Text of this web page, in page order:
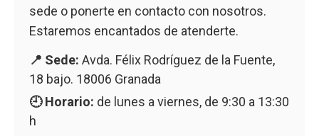
sede o ponerte en contacto con nosotros.
Estaremos encantados de atenderte.
📍 Sede: Avda. Félix Rodríguez de la Fuente,
18 bajo. 18006 Granada
🕘 Horario: de lunes a viernes, de 9:30 a 13:30
h